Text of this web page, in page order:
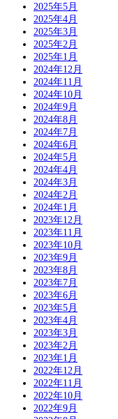
2025年5月
2025年4月
2025年3月
2025年2月
2025年1月
2024年12月
2024年11月
2024年10月
2024年9月
2024年8月
2024年7月
2024年6月
2024年5月
2024年4月
2024年3月
2024年2月
2024年1月
2023年12月
2023年11月
2023年10月
2023年9月
2023年8月
2023年7月
2023年6月
2023年5月
2023年4月
2023年3月
2023年2月
2023年1月
2022年12月
2022年11月
2022年10月
2022年9月